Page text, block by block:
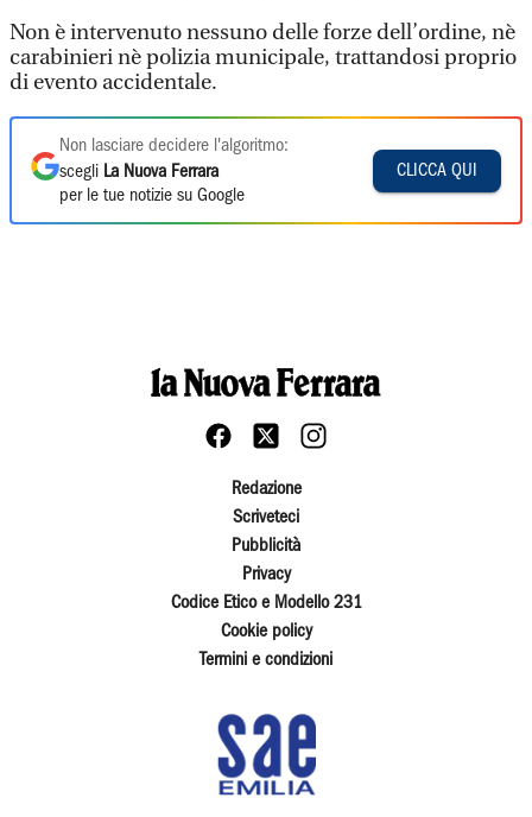
Non è intervenuto nessuno delle forze dell’ordine, nè
carabinieri nè polizia municipale, trattandosi proprio
di evento accidentale.
Non lasciare decidere l'algoritmo:
scegli La Nuova Ferrara
per le tue notizie su Google
CLICCA QUI
Redazione
Scriveteci
Pubblicità
Privacy
Codice Etico e Modello 231
Cookie policy
Termini e condizioni